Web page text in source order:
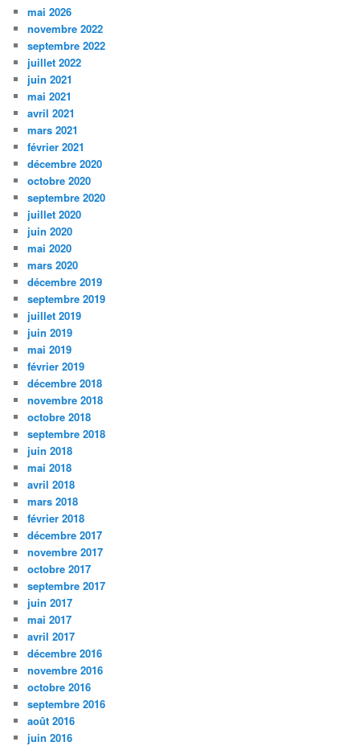
mai 2026
novembre 2022
septembre 2022
juillet 2022
juin 2021
mai 2021
avril 2021
mars 2021
février 2021
décembre 2020
octobre 2020
septembre 2020
juillet 2020
juin 2020
mai 2020
mars 2020
décembre 2019
septembre 2019
juillet 2019
juin 2019
mai 2019
février 2019
décembre 2018
novembre 2018
octobre 2018
septembre 2018
juin 2018
mai 2018
avril 2018
mars 2018
février 2018
décembre 2017
novembre 2017
octobre 2017
septembre 2017
juin 2017
mai 2017
avril 2017
décembre 2016
novembre 2016
octobre 2016
septembre 2016
août 2016
juin 2016